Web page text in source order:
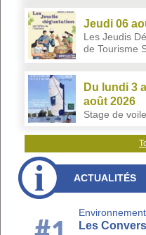
Jeudi 06
Les Jeudis
de Tourisme
Du lundi 3
août 2026
Stage de voile
ACTUALITÉS
Environnement
Les